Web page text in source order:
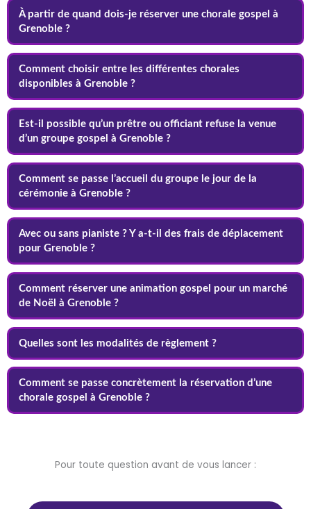
À partir de quand dois-je réserver une chorale gospel à
Grenoble ?
Comment choisir entre les différentes chorales
disponibles à Grenoble ?
Est-il possible qu’un prêtre ou officiant refuse la venue
d’un groupe gospel à Grenoble ?
Comment se passe l’accueil du groupe le jour de la
cérémonie à Grenoble ?
Avec ou sans pianiste ? Y a-t-il des frais de déplacement
pour Grenoble ?
Comment réserver une animation gospel pour un marché
de Noël à Grenoble ?
Quelles sont les modalités de règlement ?
Comment se passe concrètement la réservation d’une
chorale gospel à Grenoble ?
Pour toute question avant de vous lancer :